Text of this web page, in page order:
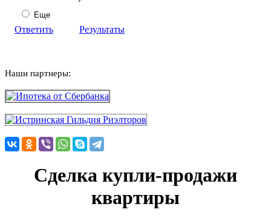
Еще
Ответить Результаты
Наши партнеры:
Сделка купли-продажи
квартиры